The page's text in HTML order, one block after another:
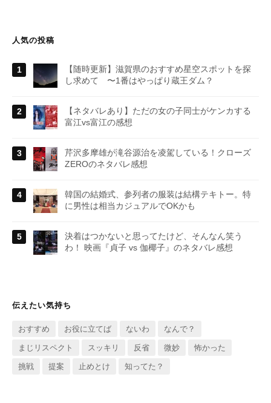
人気の投稿
【随時更新】滋賀県のおすすめ星空スポットを探
し求めて 〜1番はやっぱり蔵王ダム？
【ネタバレあり】ただの女の子同士がケンカする
富江vs富江の感想
芹沢多摩雄が滝谷源治を凌駕している！クローズ
ZEROのネタバレ感想
韓国の結婚式、参列者の服装は結構テキトー。特
に男性は相当カジュアルでOKかも
決着はつかないと思ってたけど、そんなん笑う
わ！ 映画『貞子 vs 伽椰子』のネタバレ感想
伝えたい気持ち
おすすめ お役に立てば ないわ なんで？
まじリスペクト スッキリ 反省 微妙 怖かった
挑戦 提案 止めとけ 知ってた？